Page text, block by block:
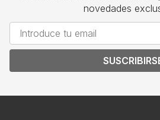
novedades